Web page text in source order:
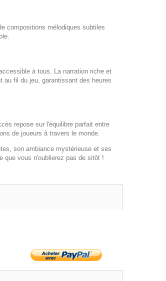
compositions mélodiques subtiles
à tous. La narration riche et
au fil du jeu, garantissant des heures
repose sur l'équilibre parfait entre
de joueurs à travers le monde.
son ambiance mystérieuse et ses
que vous n'oublierez pas de sitôt !